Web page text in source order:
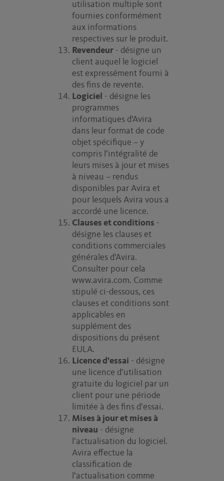
utilisation multiple sont
fournies conformément
aux informations
respectives sur le produit.
Revendeur- désigne un
client auquel le logiciel
est expressément fourni à
des fins de revente.
Logiciel - désigne les
programmes
informatiques d’Avira
dans leur format de code
objet spécifique – y
compris l’intégralité de
leurs mises à jour et mises
à niveau – rendus
disponibles par Avira et
pour lesquels Avira vous a
accordé une licence.
Clauses et conditions -
désigne les clauses et
conditions commerciales
générales d’Avira.
Consulter pour cela
www.avira.com. Comme
stipulé ci-dessous, ces
clauses et conditions sont
applicables en
supplément des
dispositions du présent
EULA.
Licence d’essai - désigne
une licence d’utilisation
gratuite du logiciel par un
client pour une période
limitée à des fins d’essai.
Mises à jour et mises à
niveau - désigne
l’actualisation du logiciel.
Avira effectue la
classification de
l’actualisation comme